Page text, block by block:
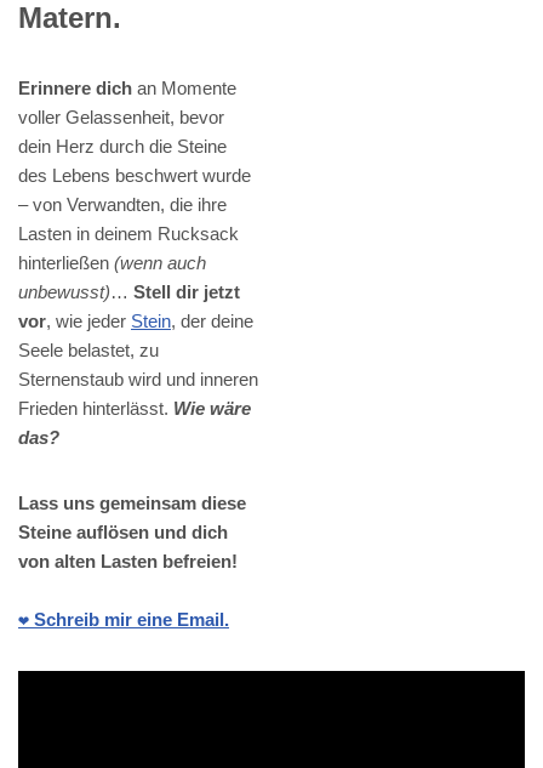
Matern.
Erinnere dich an Momente
voller Gelassenheit, bevor
dein Herz durch die Steine
des Lebens beschwert wurde
– von Verwandten, die ihre
Lasten in deinem Rucksack
hinterließen (wenn auch
unbewusst)… Stell dir jetzt
vor, wie jeder Stein, der deine
Seele belastet, zu
Sternenstaub wird und inneren
Frieden hinterlässt. Wie wäre
das?
Lass uns gemeinsam diese
Steine auflösen und dich
von alten Lasten befreien!
❤️ Schreib mir eine Email.